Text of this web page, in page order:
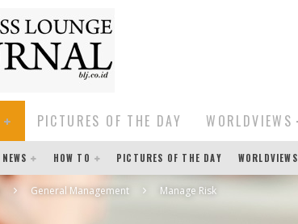
PICTURES OF THE DAY WORLDVIEWS
NEWS HOW TO PICTURES OF THE DAY WORLDVIEWS
General Management Manage Risk